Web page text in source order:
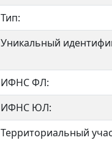
Тип:
Уникальный
ИФНС ФЛ:
ИФНС ЮЛ:
Территориальный